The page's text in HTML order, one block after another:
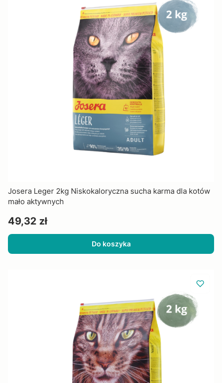
Josera Leger 2kg Niskokaloryczna sucha karma dla kotów
mało aktywnych
Cena
49,32 zł
Do koszyka